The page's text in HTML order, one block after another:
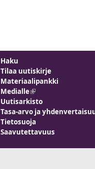
Haku
Tilaa uutiskirje
Materiaalipankki
Medialle(link is external)
Uutisarkisto
Tasa-arvo ja
Tietosuoja
Saavutettavuus